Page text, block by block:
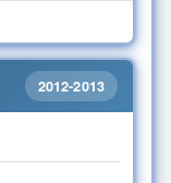
2012-2013